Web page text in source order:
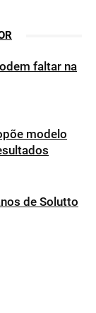
faltar na
modelo
de Solutto